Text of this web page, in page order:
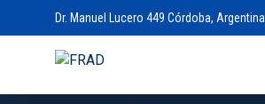
Dr. Manuel Lucero 449 Córdoba, Argentina